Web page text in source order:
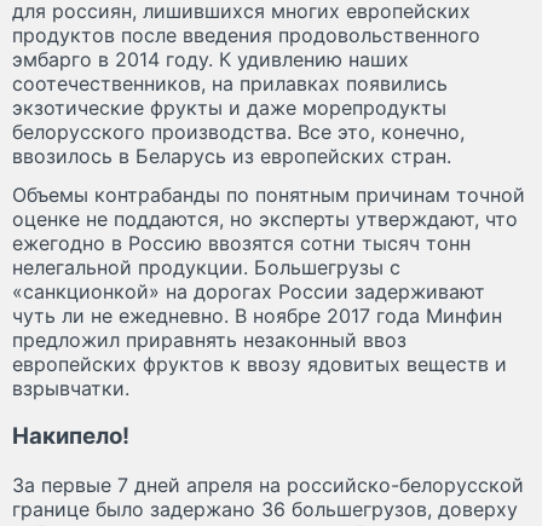
для россиян, лишившихся многих европейских
продуктов после введения продовольственного
эмбарго в 2014 году. К удивлению наших
соотечественников, на прилавках появились
экзотические фрукты и даже морепродукты
белорусского производства. Все это, конечно,
ввозилось в Беларусь из европейских стран.
Объемы контрабанды по понятным причинам точной
оценке не поддаются, но эксперты утверждают, что
ежегодно в Россию ввозятся сотни тысяч тонн
нелегальной продукции. Большегрузы с
«санкционкой» на дорогах России задерживают
чуть ли не ежедневно. В ноябре 2017 года Минфин
предложил приравнять незаконный ввоз
европейских фруктов к ввозу ядовитых веществ и
взрывчатки.
Накипело!
За первые 7 дней апреля на российско-белорусской
границе было задержано 36 большегрузов, доверху